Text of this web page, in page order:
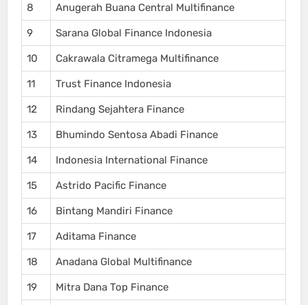
8 Anugerah Buana Central Multifinance
9 Sarana Global Finance Indonesia
10 Cakrawala Citramega Multifinance
11 Trust Finance Indonesia
12 Rindang Sejahtera Finance
13 Bhumindo Sentosa Abadi Finance
14 Indonesia International Finance
15 Astrido Pacific Finance
16 Bintang Mandiri Finance
17 Aditama Finance
18 Anadana Global Multifinance
19 Mitra Dana Top Finance